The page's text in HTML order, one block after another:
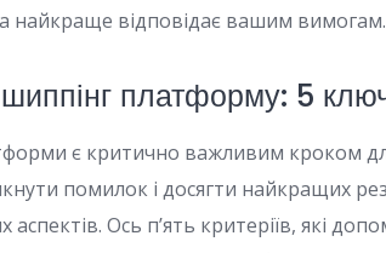
найкраще відповідає вашим вимогам.
платформу: 5
є критично важливим кроком
помилок і досягти найкращих
аспектів. Ось п’ять критеріїв, які